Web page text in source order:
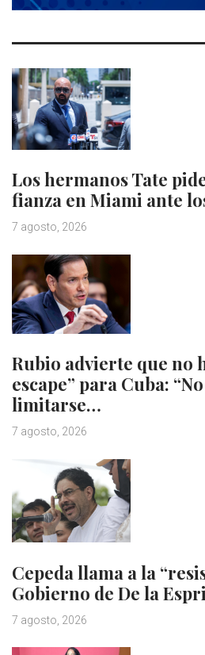
Los hermanos Tate
fianza en Miami ante
7 agosto, 2026
Rubio advierte que no
escape” para Cuba:
limitarse…
7 agosto, 2026
Cepeda llama a la
Gobierno de De la
7 agosto, 2026